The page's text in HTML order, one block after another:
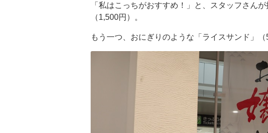
「私はこっちがおすすめ！」と、スタッフさん
（1,500円）。
もう一つ、おにぎりのような「ライスサンド」（